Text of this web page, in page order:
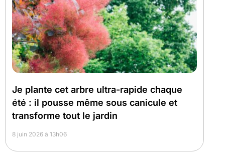
Je plante cet arbre ultra-rapide chaque
été : il pousse même sous canicule et
transforme tout le jardin
8 juin 2026 à 13h06